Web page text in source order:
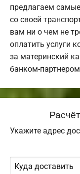
предлагаем
со своей
вам ни о чем не
оплатить услуги
за материнский
банком-
Укажите адрес